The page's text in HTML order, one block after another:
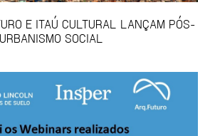
E ITAÚ CULTURAL LANÇAM PÓS-
SOCIAL